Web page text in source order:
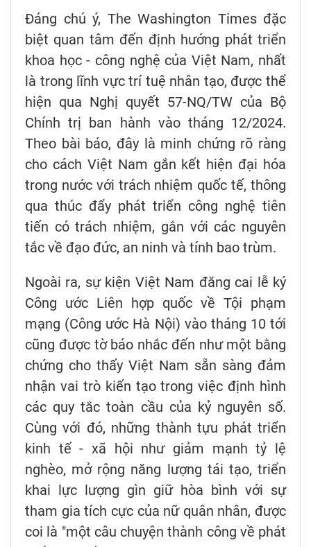
Đáng chú ý, The Washington Times đặc
biệt quan tâm đến định hướng phát triển
khoa học - công nghệ của Việt Nam, nhất
là trong lĩnh vực trí tuệ nhân tạo, được thể
hiện qua Nghị quyết 57-NQ/TW của Bộ
Chính trị ban hành vào tháng 12/2024.
Theo bài báo, đây là minh chứng rõ ràng
cho cách Việt Nam gắn kết hiện đại hóa
trong nước với trách nhiệm quốc tế, thông
qua thúc đẩy phát triển công nghệ tiên
tiến có trách nhiệm, gắn với các nguyên
tắc về đạo đức, an ninh và tính bao trùm.
Ngoài ra, sự kiện Việt Nam đăng cai lễ ký
Công ước Liên hợp quốc về Tội phạm
mạng (Công ước Hà Nội) vào tháng 10 tới
cũng được tờ báo nhắc đến như một bằng
chứng cho thấy Việt Nam sẵn sàng đảm
nhận vai trò kiến tạo trong việc định hình
các quy tắc toàn cầu của kỷ nguyên số.
Cùng với đó, những thành tựu phát triển
kinh tế - xã hội như giảm mạnh tỷ lệ
nghèo, mở rộng năng lượng tái tạo, triển
khai lực lượng gìn giữ hòa bình với sự
tham gia tích cực của nữ quân nhân, được
coi là "một câu chuyện thành công về phát